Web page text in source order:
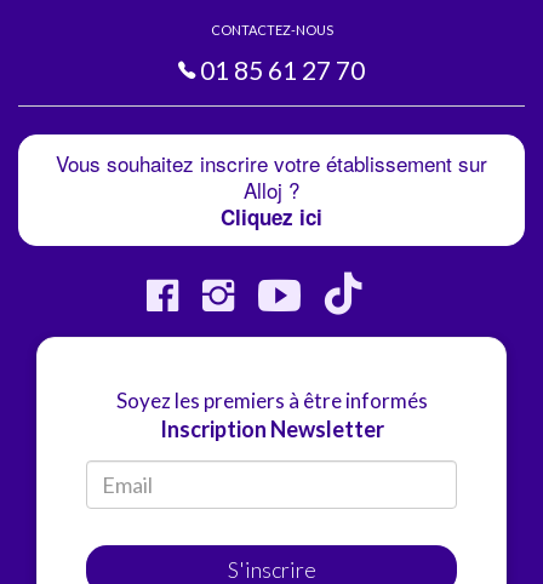
CONTACTEZ-NOUS
01 85 61 27 70
Vous souhaitez inscrire votre établissement sur
Alloj ?
Cliquez ici
Soyez les premiers à être informés
Inscription Newsletter
S'inscrire